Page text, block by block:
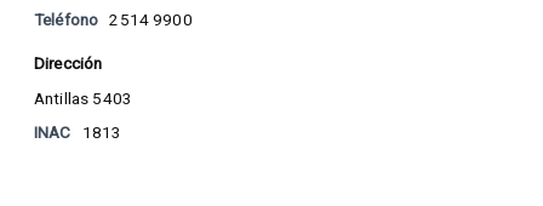
Teléfono 2514 9900
Dirección
Antillas 5403
INAC
1813